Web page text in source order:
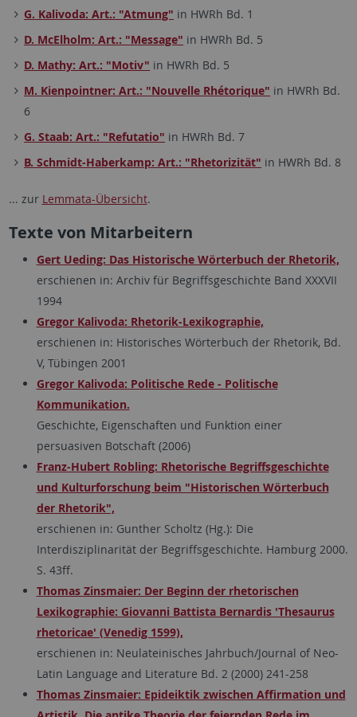
G. Kalivoda: Art.: "Atmung" in HWRh Bd. 1
D. McElholm: Art.: "Message" in HWRh Bd. 5
D. Mathy: Art.: "Motiv" in HWRh Bd. 5
M. Kienpointner: Art.: "Nouvelle Rhétorique" in HWRh Bd.
6
G. Staab: Art.: "Refutatio" in HWRh Bd. 7
B. Schmidt-Haberkamp: Art.: "Rhetorizität" in HWRh Bd. 8
... zur Lemmata-Übersicht.
Texte von Mitarbeitern
Gert Ueding: Das Historische Wörterbuch der Rhetorik,
erschienen in: Archiv für Begriffsgeschichte Band XXXVII
1994
Gregor Kalivoda: Rhetorik-Lexikographie,
erschienen in: Historisches Wörterbuch der Rhetorik, Bd.
V, Tübingen 2001
Gregor Kalivoda: Politische Rede - Politische
Kommunikation.
Geschichte, Eigenschaften und Funktion einer
persuasiven Botschaft (2006)
Franz-Hubert Robling: Rhetorische Begriffsgeschichte
und Kulturforschung beim "Historischen Wörterbuch
der Rhetorik",
erschienen in: Gunther Scholtz (Hg.): Die
Interdisziplinarität der Begriffsgeschichte. Hamburg 2000.
S. 43ff.
Thomas Zinsmaier: Der Beginn der rhetorischen
Lexikographie: Giovanni Battista Bernardis 'Thesaurus
rhetoricae' (Venedig 1599),
erschienen in: Neulateinisches Jahrbuch/Journal of Neo-
Latin Language and Literature Bd. 2 (2000) 241-258
Thomas Zinsmaier: Epideiktik zwischen Affirmation und